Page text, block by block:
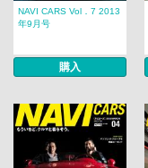
NAVI CARS Vol．7 2013
年9月号
購入